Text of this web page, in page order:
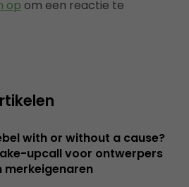
op om een reactie te
with or without a cause?
upcall voor ontwerpers
merkeigenaren